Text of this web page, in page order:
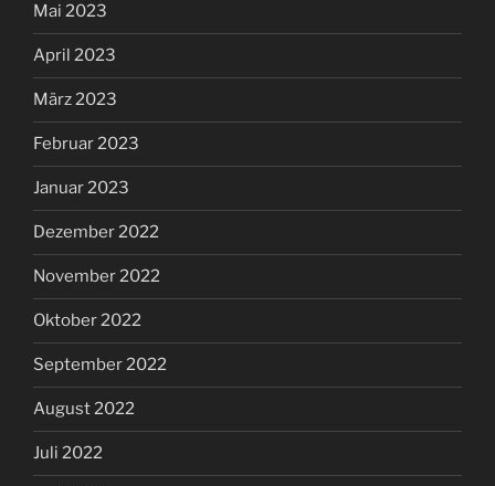
Mai 2023
April 2023
März 2023
Februar 2023
Januar 2023
Dezember 2022
November 2022
Oktober 2022
September 2022
August 2022
Juli 2022